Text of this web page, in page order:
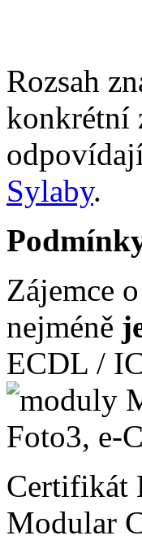
Rozsah
konkrétní
Sylaby.
Zájemce
nejméně
ECDL /
Certifikát
Modular